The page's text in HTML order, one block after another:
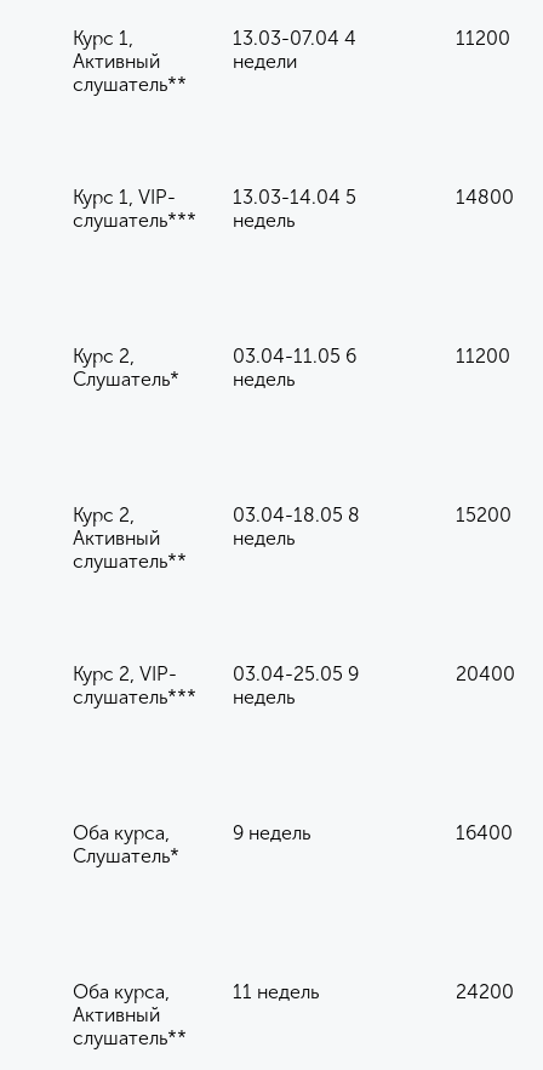
Курс 1,
Активный
слушатель**
13.03-07.04 4
недели
11200
Курс 1, VIP-
слушатель***
13.03-14.04 5
недель
14800
Курс 2,
Слушатель*
03.04-11.05 6
недель
11200
Курс 2,
Активный
слушатель**
03.04-18.05 8
недель
15200
Курс 2, VIP-
слушатель***
03.04-25.05 9
недель
20400
Оба курса,
Слушатель*
9 недель 16400
Оба курса,
Активный
слушатель**
11 недель 24200